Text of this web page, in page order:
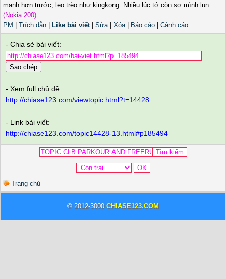
mạnh hơn trước, leo trèo như kingkong. Nhiều lúc tớ còn sợ mình lun...
(Nokia 200)
PM
Trích dẫn Like bài viết| Sửa| Xóa| Báo cáo Cảnh cáo
- Chia sẻ bài viết:
Sao chép
- Xem full chủ đề:
http://chiase123.com/viewtopic.html?t=14428
- Link bài viết:
http://chiase123.com/topic14428-13.html#p185494
Trang chủ
© 2012-3000 CHIASE123.COM